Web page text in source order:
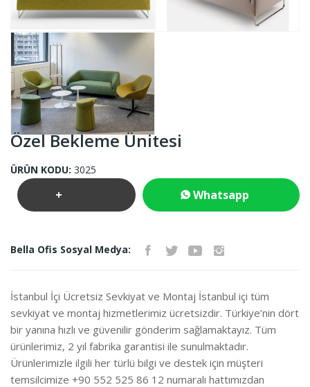
Özel Bekleme Ünitesi
ÜRÜN KODU: 3025
+ Whatsapp
Bella Ofis Sosyal Medya:
İstanbul İçi Ücretsiz Sevkiyat ve Montaj İstanbul içi tüm
sevkiyat ve montaj hizmetlerimiz ücretsizdir. Türkiye’nin dört
bir yanına hızlı ve güvenilir gönderim sağlamaktayız. Tüm
ürünlerimiz, 2 yıl fabrika garantisi ile sunulmaktadır.
Ürünlerimizle ilgili her türlü bilgi ve destek için müşteri
temsilcimize +90 552 525 86 12 numaralı hattımızdan